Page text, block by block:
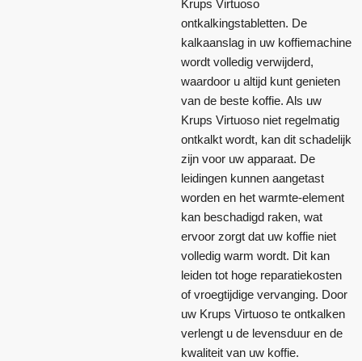
Krups Virtuoso
ontkalkingstabletten. De
kalkaanslag in uw koffiemachine
wordt volledig verwijderd,
waardoor u altijd kunt genieten
van de beste koffie. Als uw
Krups Virtuoso niet regelmatig
ontkalkt wordt, kan dit schadelijk
zijn voor uw apparaat. De
leidingen kunnen aangetast
worden en het warmte-element
kan beschadigd raken, wat
ervoor zorgt dat uw koffie niet
volledig warm wordt. Dit kan
leiden tot hoge reparatiekosten
of vroegtijdige vervanging. Door
uw Krups Virtuoso te ontkalken
verlengt u de levensduur en de
kwaliteit van uw koffie.